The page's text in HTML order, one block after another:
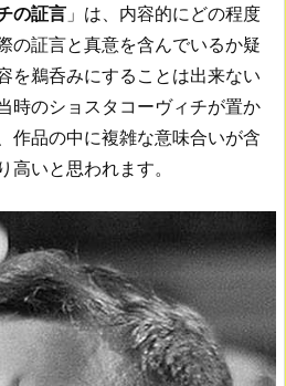
の証言 」は、内容的にどの程度
の証言と真意を含んでいるか疑
を鵜呑みにすることは出来ない
時のショスタコーヴィチが置か
作品の中に複雑な意味合いが含
高いと思われます。